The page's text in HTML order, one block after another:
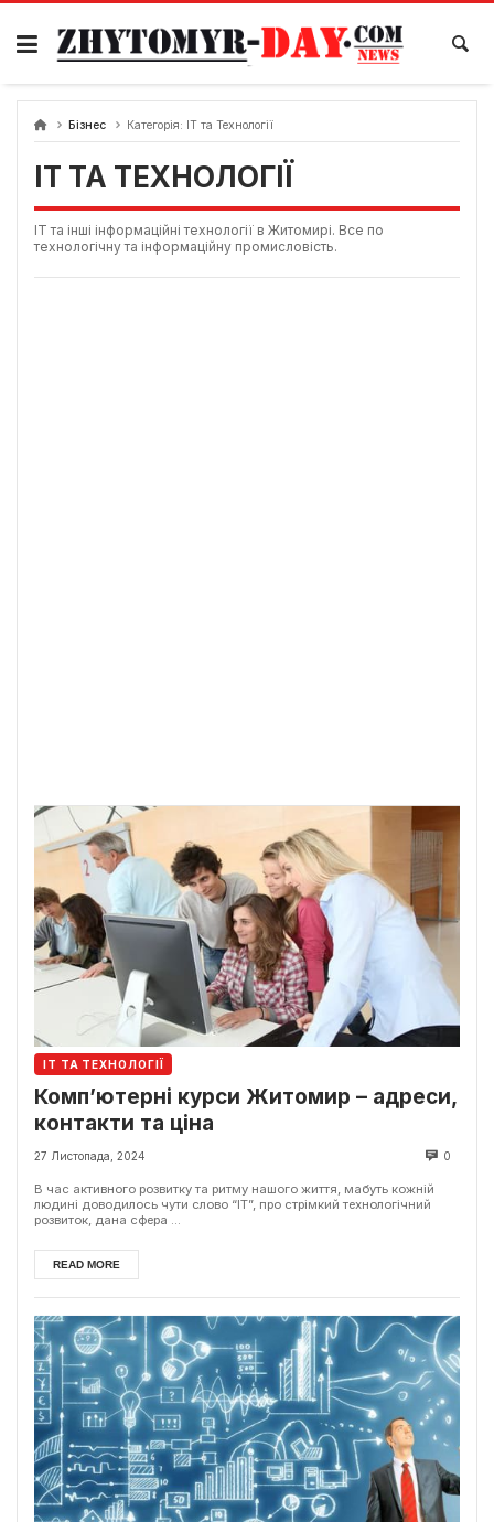
Skip
content
Бізнес Категорія: ІТ та Технології
ІТ ТА ТЕХНОЛОГІЇ
ІТ та інші інформаційні технології в Житомирі. Все по
технологічну та інформаційну промисловість.
ІТ ТА ТЕХНОЛОГІЇ
Комп’ютерні курси Житомир – адреси,
контакти та ціна
27 Листопада, 2024 0
В час активного розвитку та ритму нашого життя, мабуть кожній
людині доводилось чути слово “ІТ”, про стрімкий технологічний
розвиток, дана сфера ...
READ MORE